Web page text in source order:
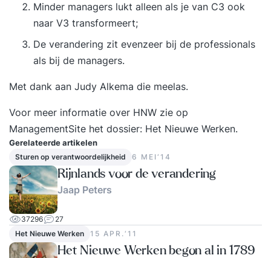
Minder managers lukt alleen als je van C3 ook
naar V3 transformeert;
De verandering zit evenzeer bij de professionals
als bij de managers.
Met dank aan Judy Alkema die meelas.
Voor meer informatie over HNW zie op
ManagementSite het dossier: Het Nieuwe Werken.
Gerelateerde artikelen
Sturen op verantwoordelijkheid 6 MEI‘14
Rijnlands voor de verandering
Jaap Peters
37296
27
Het Nieuwe Werken
15 APR.‘11
Het Nieuwe Werken begon al in 1789